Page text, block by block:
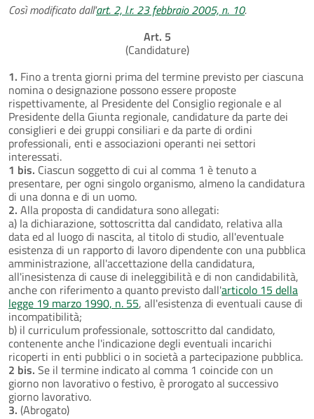
Così modificato dall'art. 2, l.r. 23 febbraio 2005, n. 10.
Art. 5
(Candidature)
1. Fino a trenta giorni prima del termine previsto per ciascuna
nomina o designazione possono essere proposte
rispettivamente, al Presidente del Consiglio regionale e al
Presidente della Giunta regionale, candidature da parte dei
consiglieri e dei gruppi consiliari e da parte di ordini
professionali, enti e associazioni operanti nei settori
interessati.
1 bis. Ciascun soggetto di cui al comma 1 è tenuto a
presentare, per ogni singolo organismo, almeno la candidatura
di una donna e di un uomo.
2. Alla proposta di candidatura sono allegati:
a) la dichiarazione, sottoscritta dal candidato, relativa alla
data ed al luogo di nascita, al titolo di studio, all'eventuale
esistenza di un rapporto di lavoro dipendente con una pubblica
amministrazione, all'accettazione della candidatura,
all'inesistenza di cause di ineleggibilità e di non candidabilità,
anche con riferimento a quanto previsto dall'articolo 15 della
legge 19 marzo 1990, n. 55, all'esistenza di eventuali cause di
incompatibilità;
b) il curriculum professionale, sottoscritto dal candidato,
contenente anche l'indicazione degli eventuali incarichi
ricoperti in enti pubblici o in società a partecipazione pubblica.
2 bis. Se il termine indicato al comma 1 coincide con un
giorno non lavorativo o festivo, è prorogato al successivo
giorno lavorativo.
3. (Abrogato)